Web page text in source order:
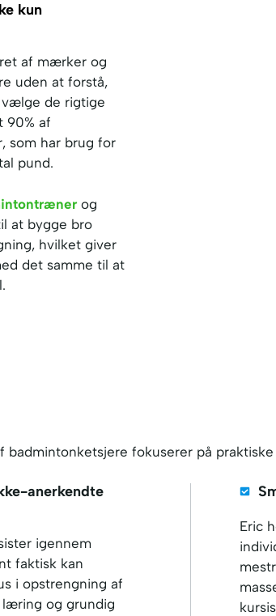
kun
af mærker og
uden at forstå,
de rigtige
90% af
som har brug for
pund.
og
at bygge bro
hvilket giver
det samme til at
badmintonketsjere fokuserer på
anerkendte
igennem
faktisk kan
i opstrengning af
og grundig
Eric